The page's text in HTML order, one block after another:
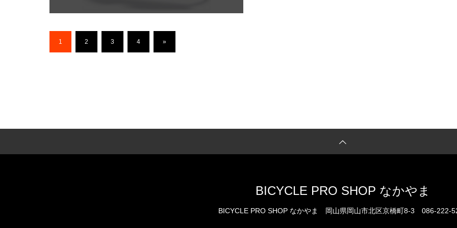
1 2 3 4 »
BICYCLE PRO SHOP なかやま
BICYCLE PRO SHOP なかやま 岡山県岡山市北区京橋町8-3 086-222-